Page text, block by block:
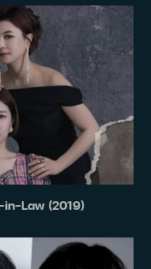
in-Law (2019)